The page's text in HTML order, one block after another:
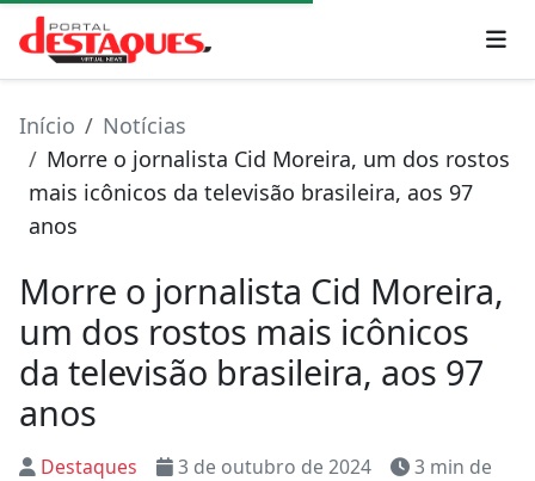
Início
Notícias
Morre o jornalista Cid Moreira, um dos rostos
mais icônicos da televisão brasileira, aos 97
anos
Morre o jornalista Cid Moreira,
um dos rostos mais icônicos
da televisão brasileira, aos 97
anos
Destaques 3 de outubro de 2024
3 min de